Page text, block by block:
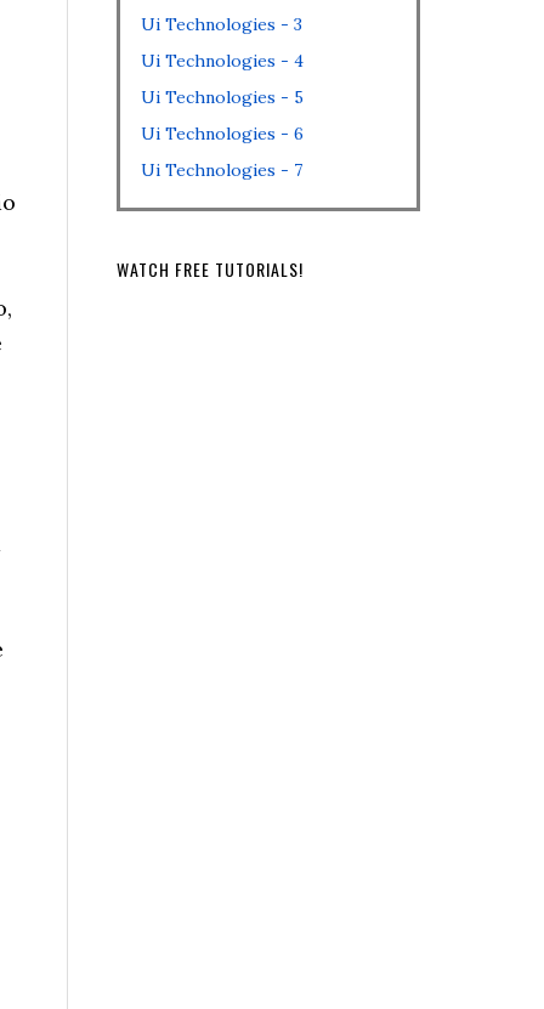
Ui Technologies - 3
Ui Technologies - 4
Ui Technologies - 5
Ui Technologies - 6
Ui Technologies - 7
WATCH FREE TUTORIALS!